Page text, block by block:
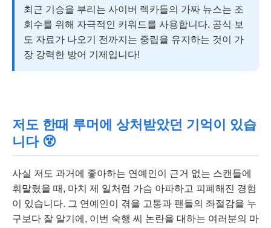
최근 기승을 부리는 사이버 렉카들의 가짜 뉴스는 조
회수를 위해 자극적인 키워드를 사용합니다. 공식 보
도 자료가 나오기 전까지는 중립을 유지하는 것이 가
장 강력한 방어 기제입니다!
저도 한때 루머에 상처받았던 기억이 있습
니다 😵
사실 저도 과거에 좋아하는 연예인이 근거 없는 스캔들에
휘말렸을 때, 마치 제 일처럼 가슴 아파하고 피폐해진 경험
이 있습니다. 그 연예인이 겪을 고통과 팬들의 좌절감을 누
구보다 잘 알기에, 이번 숙행 씨 논란을 대하는 여러분의 마